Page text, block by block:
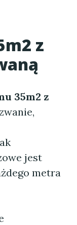
z
35m2 z
jest
metra